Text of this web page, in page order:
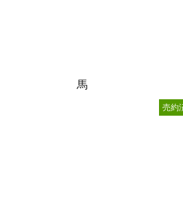
馬
売約